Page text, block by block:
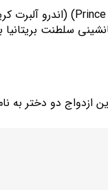
سلطنت